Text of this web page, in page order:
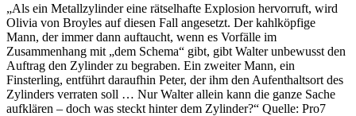
„Als ein Metallzylinder eine rätselhafte Explosion hervorruft, wird
Olivia von Broyles auf diesen Fall angesetzt. Der kahlköpfige
Mann, der immer dann auftaucht, wenn es Vorfälle im
Zusammenhang mit „dem Schema“ gibt, gibt Walter unbewusst den
Auftrag den Zylinder zu begraben. Ein zweiter Mann, ein
Finsterling, entführt daraufhin Peter, der ihm den Aufenthaltsort des
Zylinders verraten soll … Nur Walter allein kann die ganze Sache
aufklären – doch was steckt hinter dem Zylinder?“ Quelle: Pro7